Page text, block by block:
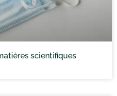
scientifiques